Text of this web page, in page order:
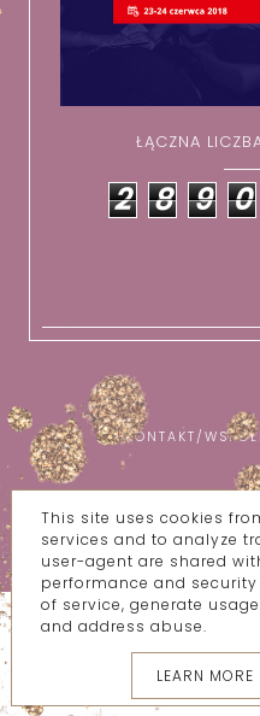
ŁĄCZNA
2 8 9 0
KONTAKT/
COPYRIGHT ©
BLOG DESIGN:
This site uses cookies
services and to analyze
user-agent are shared
performance and
of service, generate
and address abuse.
LEARN MORE